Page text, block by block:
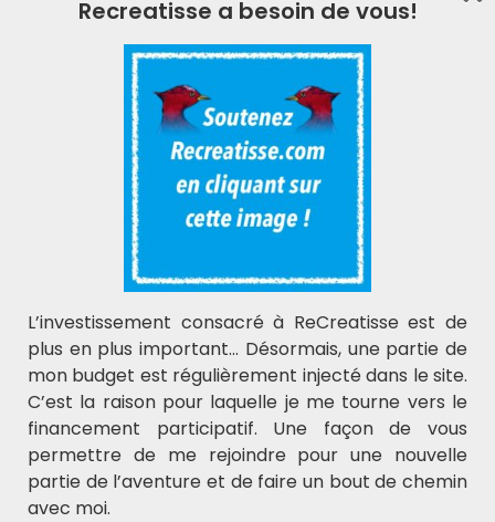
11 commentaires
Éclipse de soleil | Cartable du lutin - La
trousse à outils
Mademoisellelaudit :
20 mars 2015 à 20 h 39 min
Merci beaucoup pour ce dossier ! Cela a très
bien fonctionné avec mes CP ! Ils ont adoré et
ont tout compris des éclipses. Si nous avions pu
la voir « en vrai », cela aurait été magnifique. Je
suis d’accord pour dire que notre ministère a
été totalement à côté de la plaque sur ce coup.
C’était pourtant une occasion qui ne se
représentera pas de si tôt !
Répondre
ReCreatissedit :
Recreatisse a besoin de vous!
L’investissement consacré à ReCreatisse est de
plus en plus important… Désormais, une partie de
mon budget est régulièrement injecté dans le site.
C’est la raison pour laquelle je me tourne vers le
financement participatif. Une façon de vous
permettre de me rejoindre pour une nouvelle
partie de l’aventure et de faire un bout de chemin
avec moi.